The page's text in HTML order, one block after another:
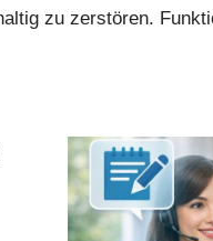
zu zerstören.